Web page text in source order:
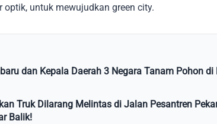
optik, untuk mewujudkan green city.
dan Kepala Daerah 3 Negara Tanam Pohon
Truk Dilarang Melintas di Jalan Pesantren
Balik!